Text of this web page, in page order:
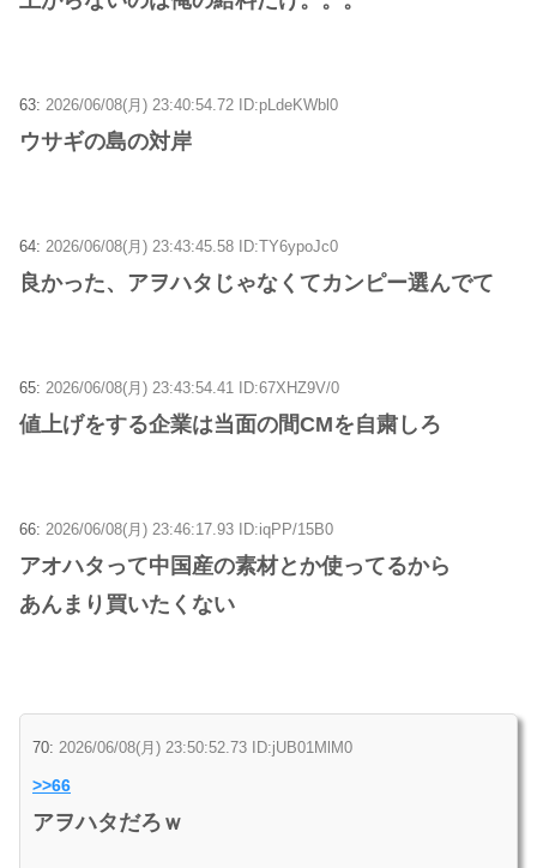
63: 2026/06/08(月) 23:40:54.72 ID:pLdeKWbl0
ウサギの島の対岸
64: 2026/06/08(月) 23:43:45.58 ID:TY6ypoJc0
良かった、アヲハタじゃなくてカンピー選んでて
65: 2026/06/08(月) 23:43:54.41 ID:67XHZ9V/0
値上げをする企業は当面の間CMを自粛しろ
66: 2026/06/08(月) 23:46:17.93 ID:iqPP/15B0
アオハタって中国産の素材とか使ってるから
あんまり買いたくない
70: 2026/06/08(月) 23:50:52.73 ID:jUB01MlM0
>>66
アヲハタだろｗ